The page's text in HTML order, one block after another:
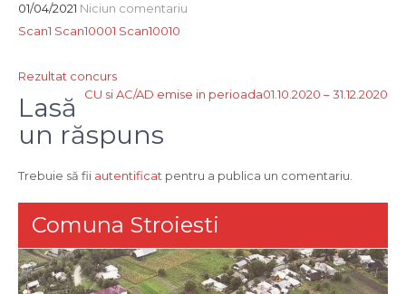
01/04/2021 Niciun comentariu
Scan1 Scan10001 Scan10010
Navigare
în
articole
Rezultat concurs
CU si AC/AD emise in perioada01.10.2020 – 31.12.2020
Lasă
un răspuns
Trebuie să fii autentificat pentru a publica un comentariu.
Comuna Stroiesti